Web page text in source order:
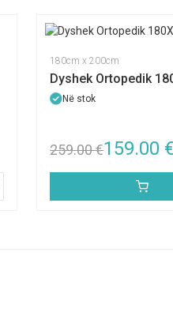
180cm x 200cm
Dyshek Ortopedik
Në stok
259.00€159.00 €